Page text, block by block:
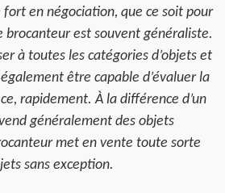
en négociation, que ce soit pour
brocanteur est souvent généraliste.
à toutes les catégories d’objets et
être capable d’évaluer la
rapidement. À la différence d’un
généralement des objets
met en vente toute sorte
sans exception.